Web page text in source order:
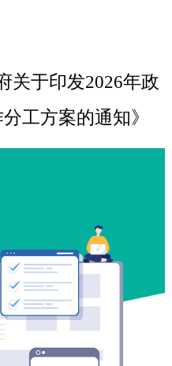
关于印发2026年政
工方案的通知》